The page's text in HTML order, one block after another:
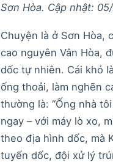
Sơn Hòa. Cập nhật:
Chuyện là ở Sơn Hòa,
cao nguyên Vân Hòa,
dốc tự nhiên. Cái khó
ống thoải, làm nghẽn
thường là: “Ống nhà
ngay – với máy lò xo,
theo địa hình dốc, mà
tuyến dốc, đội xử lý